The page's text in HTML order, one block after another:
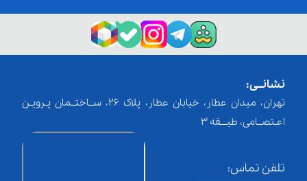
نشانــی:
تهران، میدان عطار، خیابان عطار، پلاک 26، ســاختــمان پـرویـن
اعـتصــامی، طبـــقه 3
تلفن تماس: